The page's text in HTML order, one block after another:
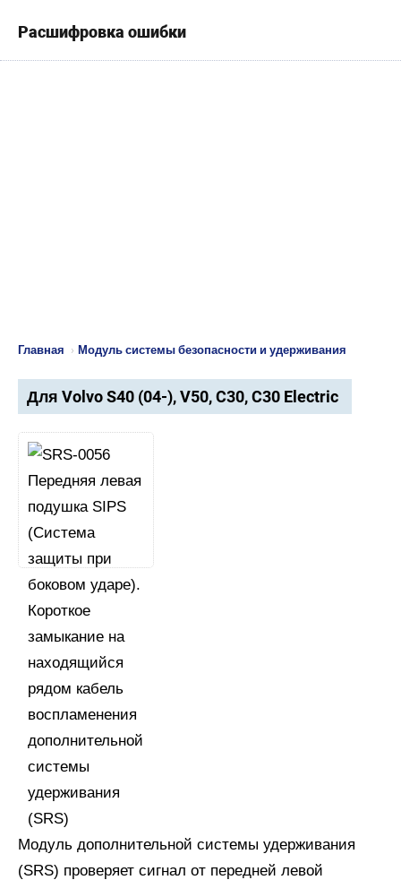
Расшифровка ошибки
Главная › Модуль системы безопасности и удерживания
Для Volvo S40 (04-), V50, C30, C30 Electric
Модуль дополнительной системы удерживания
(SRS) проверяет сигнал от передней левой